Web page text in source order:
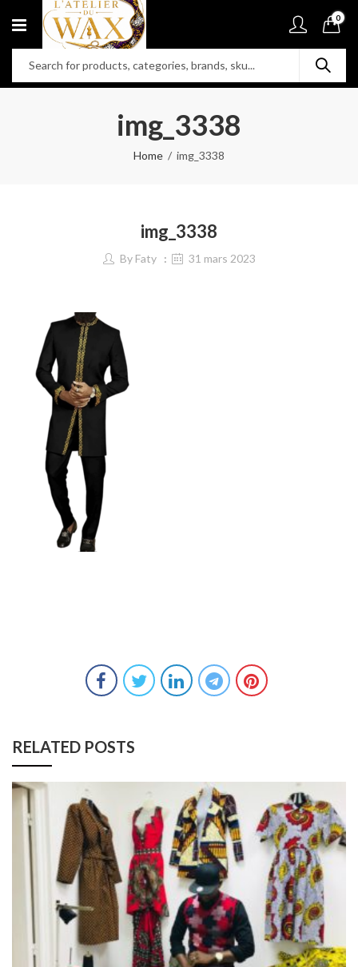
0
img_3338
Home img_3338
img_3338
By Faty 31 mars 2023
RELATED POSTS